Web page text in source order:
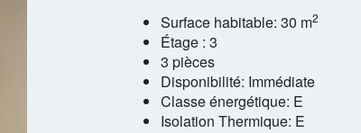
Surface habitable: 30 m2
Étage : 3
3 pièces
Disponibilité: Immédiate
Classe énergétique: E
Isolation Thermique: E